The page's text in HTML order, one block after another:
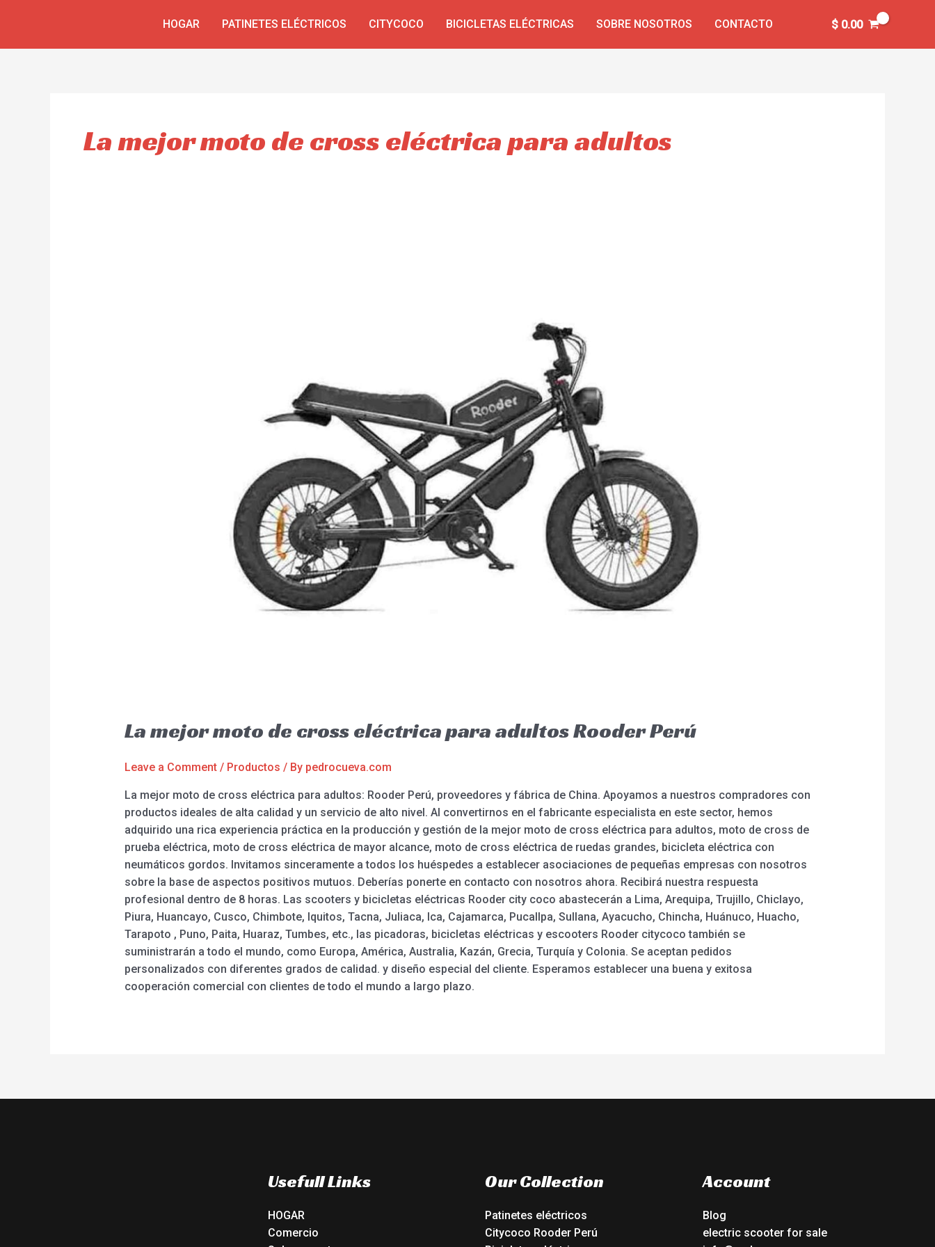
HOGAR PATINETES ELÉCTRICOS CITYCOCO BICICLETAS ELÉCTRICAS SOBRE NOSOTROS CONTACTO $0.00
La mejor moto de cross eléctrica para adultos
La mejor moto de cross eléctrica para adultos Rooder Perú
Leave a Comment / Productos / By pedrocueva.com
La mejor moto de cross eléctrica para adultos: Rooder Perú, proveedores y fábrica de China. Apoyamos a nuestros compradores con
productos ideales de alta calidad y un servicio de alto nivel. Al convertirnos en el fabricante especialista en este sector, hemos
adquirido una rica experiencia práctica en la producción y gestión de la mejor moto de cross eléctrica para adultos, moto de cross de
prueba eléctrica, moto de cross eléctrica de mayor alcance, moto de cross eléctrica de ruedas grandes, bicicleta eléctrica con
neumáticos gordos. Invitamos sinceramente a todos los huéspedes a establecer asociaciones de pequeñas empresas con nosotros
sobre la base de aspectos positivos mutuos. Deberías ponerte en contacto con nosotros ahora. Recibirá nuestra respuesta
profesional dentro de 8 horas. Las scooters y bicicletas eléctricas Rooder city coco abastecerán a Lima, Arequipa, Trujillo, Chiclayo,
Piura, Huancayo, Cusco, Chimbote, Iquitos, Tacna, Juliaca, Ica, Cajamarca, Pucallpa, Sullana, Ayacucho, Chincha, Huánuco, Huacho,
Tarapoto , Puno, Paita, Huaraz, Tumbes, etc., las picadoras, bicicletas eléctricas y escooters Rooder citycoco también se
suministrarán a todo el mundo, como Europa, América, Australia, Kazán, Grecia, Turquía y Colonia. Se aceptan pedidos
personalizados con diferentes grados de calidad. y diseño especial del cliente. Esperamos establecer una buena y exitosa
cooperación comercial con clientes de todo el mundo a largo plazo.
Usefull Links
HOGAR
Comercio
Our Collection
Patinetes eléctricos
Citycoco Rooder Perú
Account
Blog
electric scooter for sale